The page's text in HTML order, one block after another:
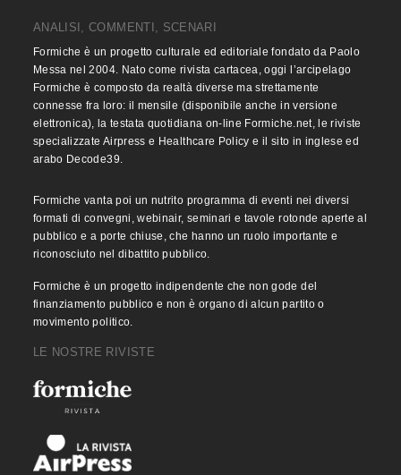
ANALISI, COMMENTI, SCENARI
Formiche è un progetto culturale ed editoriale fondato da Paolo
Messa nel 2004. Nato come rivista cartacea, oggi l’arcipelago
Formiche è composto da realtà diverse ma strettamente
connesse fra loro: il mensile (disponibile anche in versione
elettronica), la testata quotidiana on-line Formiche.net, le riviste
specializzate Airpress e Healthcare Policy e il sito in inglese ed
arabo Decode39.
Formiche vanta poi un nutrito programma di eventi nei diversi
formati di convegni, webinair, seminari e tavole rotonde aperte al
pubblico e a porte chiuse, che hanno un ruolo importante e
riconosciuto nel dibattito pubblico.
Formiche è un progetto indipendente che non gode del
finanziamento pubblico e non è organo di alcun partito o
movimento politico.
LE NOSTRE RIVISTE